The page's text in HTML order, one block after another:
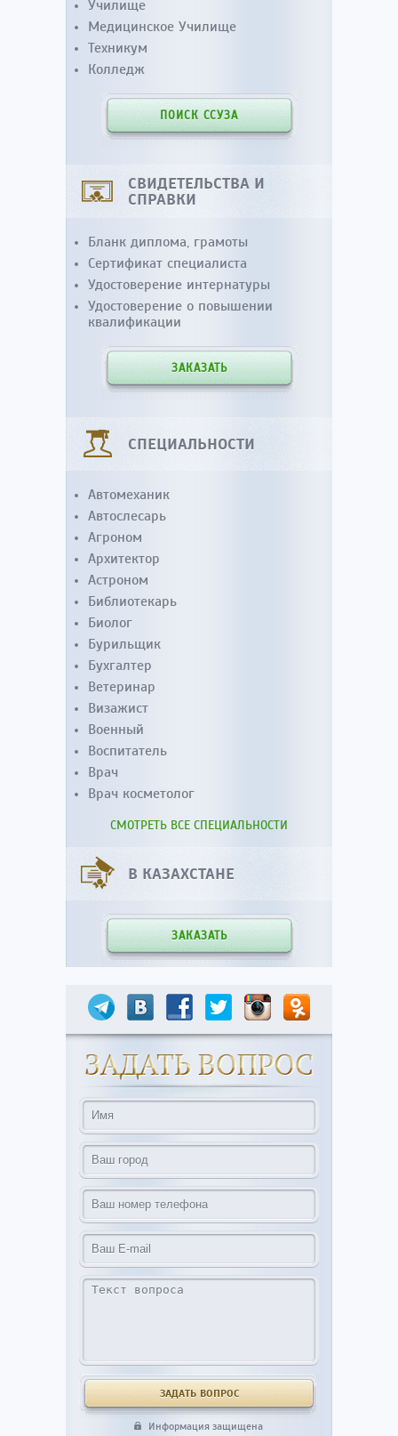
Училище
Медицинское Училище
Техникум
Колледж
ПОИСК ССУЗА
СВИДЕТЕЛЬСТВА И
СПРАВКИ
Бланк диплома, грамоты
Сертификат специалиста
Удостоверение интернатуры
Удостоверение о повышении
квалификации
ЗАКАЗАТЬ
СПЕЦИАЛЬНОСТИ
Автомеханик
Автослесарь
Агроном
Архитектор
Астроном
Библиотекарь
Биолог
Бурильщик
Бухгалтер
Ветеринар
Визажист
Военный
Воспитатель
Врач
Врач косметолог
СМОТРЕТЬ ВСЕ СПЕЦИАЛЬНОСТИ
В КАЗАХСТАНЕ
ЗАКАЗАТЬ
Информация защищена